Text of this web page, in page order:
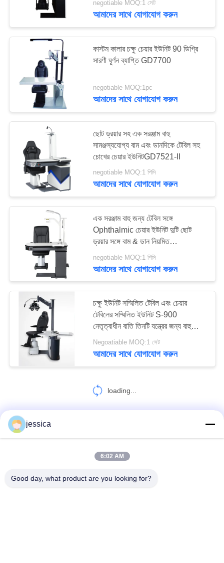
negotiable MOQ:1 সেট
আমাদের সাথে যোগাযোগ করুন
কাস্টম কালার চক্ষু চেয়ার ইউনিট 90 ডিগ্রি
সারণী ঘূর্ণন ব্যাপ্তি GD7700
negotiable MOQ:1pc
আমাদের সাথে যোগাযোগ করুন
ছোট ড্রয়ার সহ এক সরঞ্জাম বাহু
সামঞ্জস্যযোগ্য বাম এবং ডানদিকে টেবিল সহ
চোখের চেয়ার ইউনিটGD7521-II
negotiable MOQ:1 পিসি
আমাদের সাথে যোগাযোগ করুন
এক সরঞ্জাম বাহু জন্য টেবিল সঙ্গে
Ophthalmic চেয়ার ইউনিট দুটি ছোট
ড্রয়ার সঙ্গে বাম & ডান নিয়মিত
GD7501AB
negotiable MOQ:1 পিসি
আমাদের সাথে যোগাযোগ করুন
চক্ষু ইউনিট সম্মিলিত টেবিল এবং চেয়ার
টেবিলের সম্মিলিত ইউনিট S-900
নেতৃত্বাধীন বাতি তিনটি যন্ত্রের জন্য বাহু
উপরে এবং নীচে 280
Negoatiable MOQ:1 সেট
আমাদের সাথে যোগাযোগ করুন
loading...
jessica
6:02 AM
Good day, what product are you looking for?